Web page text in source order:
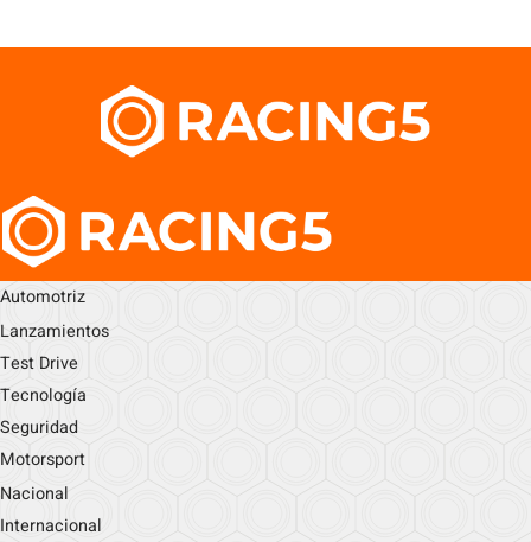
Automotriz
Lanzamientos
Test Drive
Tecnología
Seguridad
Motorsport
Nacional
Internacional